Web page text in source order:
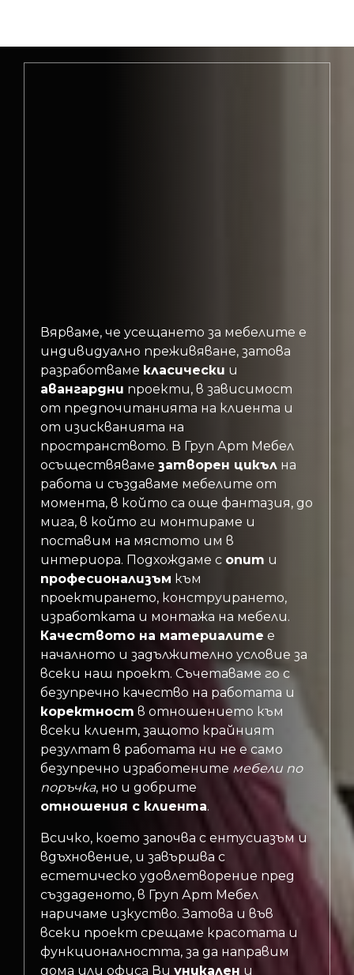
Вярваме, че усещането за мебелите е
индивидуално преживяване, затова
разработваме класически и
авангардни проекти, в зависимост
от предпочитанията на клиента и
от изискванията на
пространството. В Груп Арт Мебел
осъществявамезатворен цикъл на
работа и създаваме мебелите от
момента, в който са още фантазия, до
мига, в който ги монтираме и
поставим на мястото им в
интериора. Подхождаме с опит и
професионализъм към
проектирането, конструирането,
изработката и монтажа на мебели.
Качеството на материалите е
началното и задължително условие за
всеки наш проект. Съчетаваме го с
безупречно качество на работата и
коректност в отношението към
всеки клиент, защото крайният
резултат в работата ни не е само
безупречно изработените мебели по
поръчка, но и добрите
отношения с клиента.
Всичко, което започва с ентусиазъм и
вдъхновение, и завършва с
естетическо удовлетворение пред
създаденото, в Груп Арт Мебел
наричаме изкуство. Затова и във
всеки проект срещаме красотата и
функционалността, за да направим
дома или офиса Виуникален и